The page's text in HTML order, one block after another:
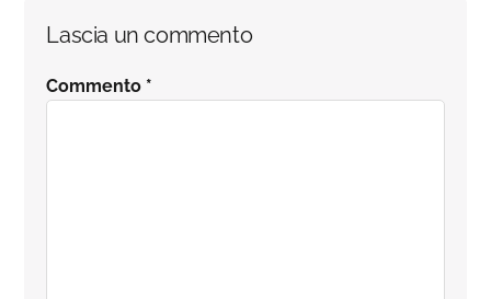
Interazioni
del
Lascia un commento
Commento *